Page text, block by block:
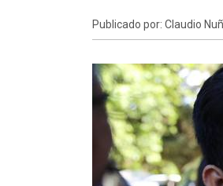
Publicado por: Claudio